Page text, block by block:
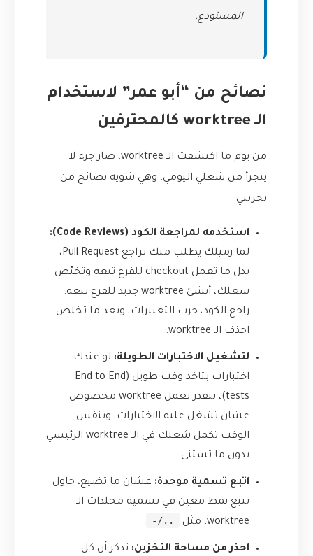
المستودع.
نصائح من “أبو عمر” لاستخدام
الـ worktree كالمحترفين
من يوم ما اكتشفت الـ worktree، صار جزء لا
يتجزأ من شغلي اليومي. وهي شوية نصائح من
تجربتي:
استخدمه لمراجعة الكود (Code Reviews):
لما زميلك يطلب منك تراجع Pull Request،
بدل ما تعمل checkout للفرع تبعه وتخبّص
شغلك، أنشئ worktree جديد للفرع تبعه.
راجع الكود، جرب التغييرات، وبعد ما تخلص
احذف الـ worktree.
لتشغيل الاختبارات الطويلة: لو عندك
اختبارات بتاخد وقت طويل (End-to-End
tests)، بتقدر تعمل worktree مخصوص
عشان تشغل عليه الاختبارات، وبنفس
الوقت تكمل شغلك في الـ worktree الرئيسي
بدون ما تستنى.
اتبع تسمية موحدة: عشان ما تضيع، حاول
تتبع نمط معين في تسمية مجلدات الـ
worktree، مثل
../-
.
احذر من مساحة التخزين: تذكر أن كل